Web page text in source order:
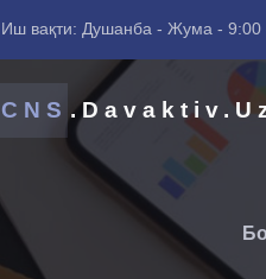
Иш вақти: Душанба - Жума - 9:00
CNS